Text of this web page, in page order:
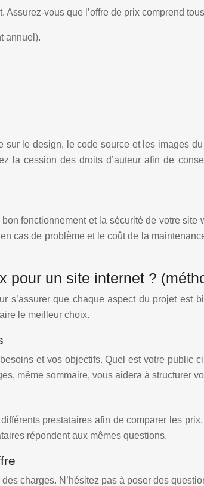
vous que l’offre de prix comprend
annuel).
le design, le code source et les images
cession des droits d’auteur afin de
fonctionnement et la sécurité de votre
cas de problème et le coût de la
pour un site internet ?
s’assurer que chaque aspect du projet
le meilleur choix.
et vos objectifs. Quel est votre public
même sommaire, vous aidera à structurer
prestataires afin de comparer les
répondent aux mêmes questions.
charges. N’hésitez pas à poser des